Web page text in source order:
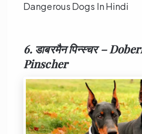
Dangerous Dogs In Hindi
6. डाबरमैन पिन्स्चर –
Pinscher